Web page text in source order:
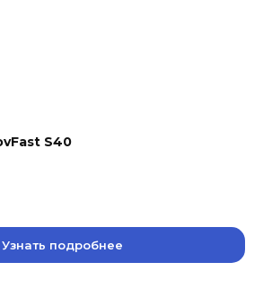
S40
Узнать подробнее